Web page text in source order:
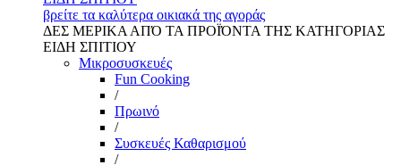
βρείτε τα καλύτερα οικιακά της αγοράς
ΔΕΣ ΜΕΡΙΚΑ ΑΠΌ ΤΑ ΠΡΟΪΌΝΤΑ ΤΗΣ ΚΑΤΗΓΟΡΙΑΣ
ΕΙΔΗ ΣΠΙΤΙΟΥ
Μικροσυσκευές
Fun Cooking
/
Πρωινό
/
Συσκευές Καθαρισμού
/